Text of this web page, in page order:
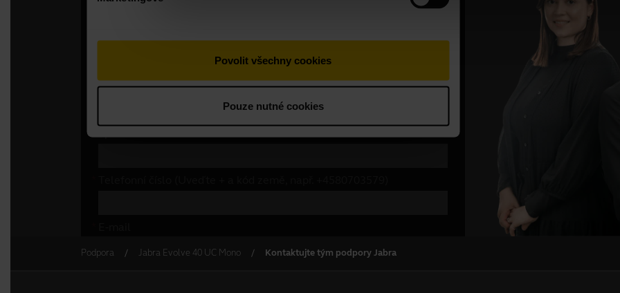
Podpora Jabra Evolve 40 UC Mono Kontaktujte tým podpory Jabra